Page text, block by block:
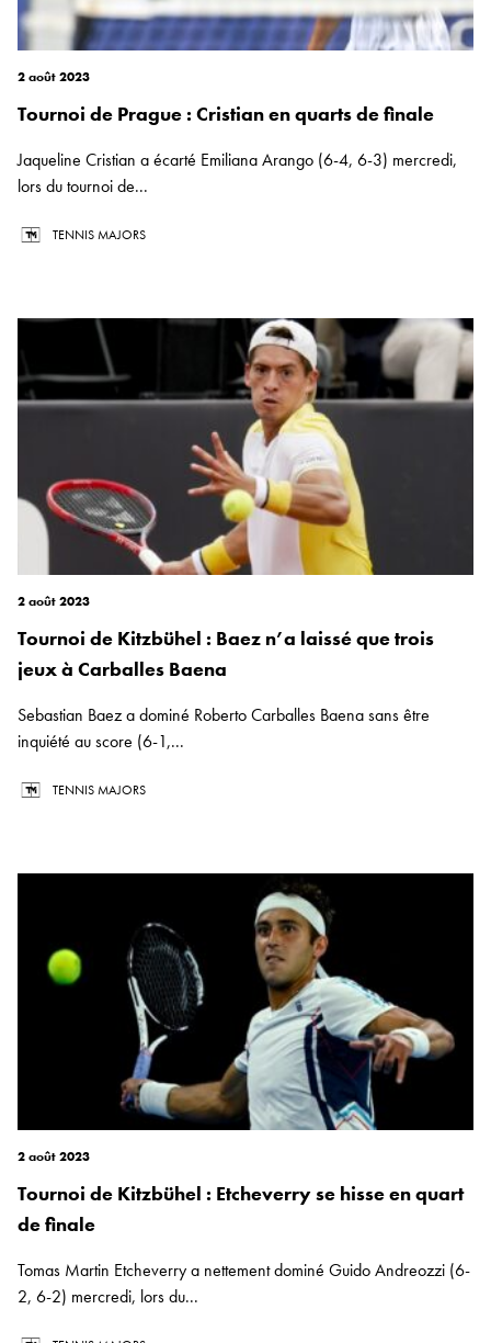
2 août 2023
Tournoi de Prague : Cristian en quarts de finale
Jaqueline Cristian a écarté Emiliana Arango (6-4, 6-3) mercredi,
lors du tournoi de...
TENNIS MAJORS
2 août 2023
Tournoi de Kitzbühel : Baez n’a laissé que trois
jeux à Carballes Baena
Sebastian Baez a dominé Roberto Carballes Baena sans être
inquiété au score (6-1,...
TENNIS MAJORS
2 août 2023
Tournoi de Kitzbühel : Etcheverry se hisse en quart
de finale
Tomas Martin Etcheverry a nettement dominé Guido Andreozzi (6-
2, 6-2) mercredi, lors du...